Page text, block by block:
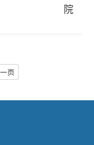
院
页